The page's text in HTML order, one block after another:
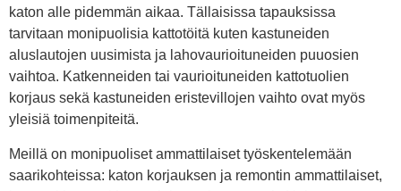
katon alle pidemmän aikaa. Tällaisissa tapauksissa
tarvitaan monipuolisia kattotöitä kuten kastuneiden
aluslautojen uusimista ja lahovaurioituneiden puuosien
vaihtoa. Katkenneiden tai vaurioituneiden kattotuolien
korjaus sekä kastuneiden eristevillojen vaihto ovat myös
yleisiä toimenpiteitä.
Meillä on monipuoliset ammattilaiset työskentelemään
saarikohteissa: katon korjauksen ja remontin ammattilaiset,